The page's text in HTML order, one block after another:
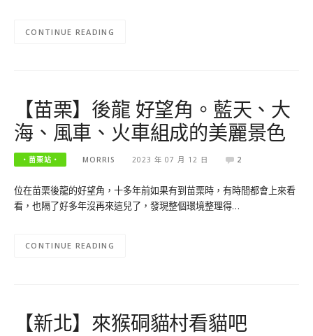
CONTINUE READING
【苗栗】後龍 好望角。藍天、大
海、風車、火車組成的美麗景色
‧苗栗站‧ MORRIS 2023 年 07 月 12 日 2
位在苗栗後龍的好望角，十多年前如果有到苗栗時，有時間都會上來看
看，也隔了好多年沒再來這兒了，發現整個環境整理得…
CONTINUE READING
【新北】來猴硐貓村看貓吧